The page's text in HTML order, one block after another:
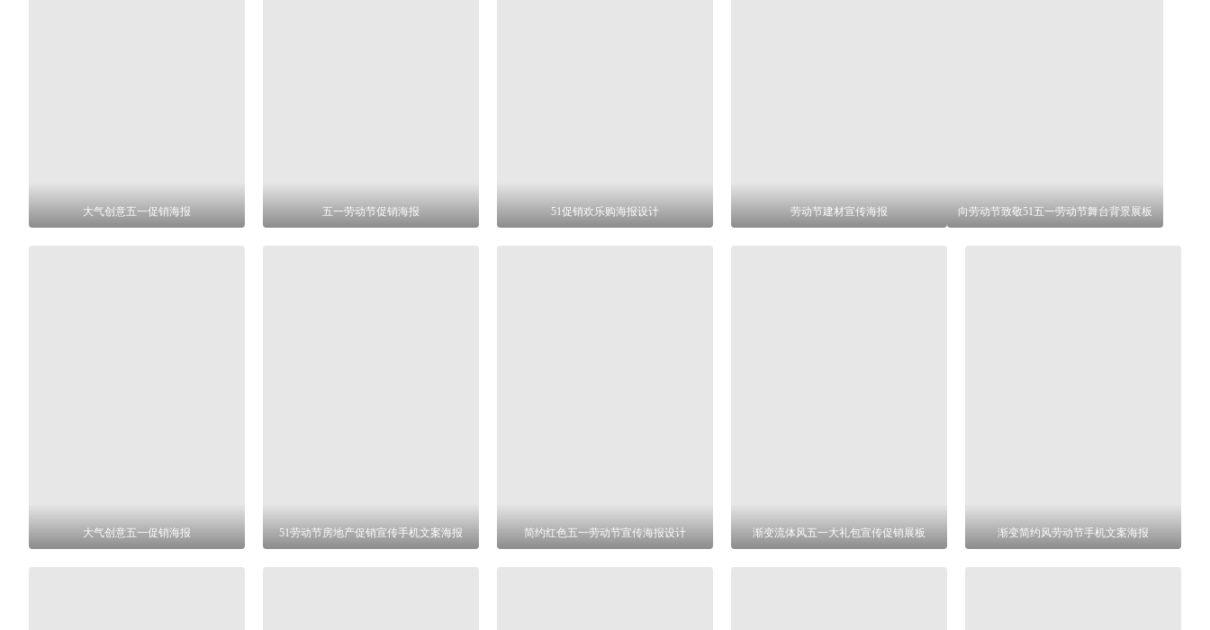
大气创意五一促销海报 五一劳动节促销海报 51促销欢乐购海报设计 劳动节建材宣传海报 向劳动节致敬51五一劳动节舞台背景展板
大气创意五一促销海报 51劳动节房地产促销宣传手机文案海报 简约红色五一劳动节宣传海报设计 渐变流体风五一大礼包宣传促销展板 渐变简约风劳动节手机文案海报